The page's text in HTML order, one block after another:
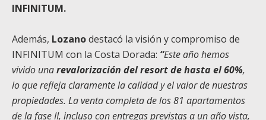
INFINITUM.
Además, Lozanodestacó la visión y compromiso de
INFINITUM con la Costa Dorada: “Este año hemos
vivido unarevalorización del resort de hasta el 60%,
lo que refleja claramente la calidad y el valor de nuestras
propiedades. La venta completa de los 81 apartamentos
de la fase II, incluso con entregas previstas a un año vista,